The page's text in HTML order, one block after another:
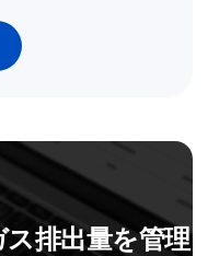
排出量を管理